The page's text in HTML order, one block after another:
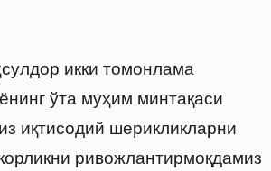
икки томонлама
ўта муҳим минтақаси
иқтисодий шерикликларни
ривожлантирмоқдамиз